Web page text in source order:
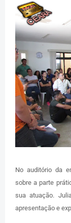
No auditório da
sobre a parte
sua atuação.
apresentação e